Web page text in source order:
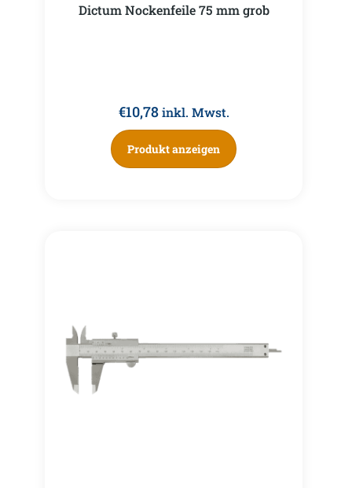
Dictum Nockenfeile 75 mm grob
€10,78 inkl. Mwst.
Produkt anzeigen